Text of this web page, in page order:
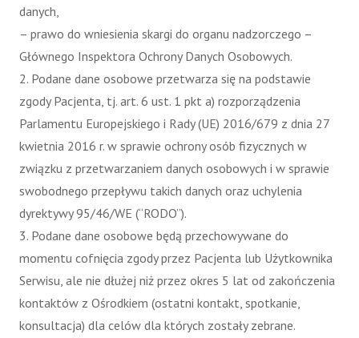
danych,
– prawo do wniesienia skargi do organu nadzorczego –
Głównego Inspektora Ochrony Danych Osobowych.
2. Podane dane osobowe przetwarza się na podstawie
zgody Pacjenta, tj. art. 6 ust. 1 pkt a) rozporządzenia
Parlamentu Europejskiego i Rady (UE) 2016/679 z dnia 27
kwietnia 2016 r. w sprawie ochrony osób fizycznych w
związku z przetwarzaniem danych osobowych i w sprawie
swobodnego przepływu takich danych oraz uchylenia
dyrektywy 95/46/WE (“RODO”).
3. Podane dane osobowe będą przechowywane do
momentu cofnięcia zgody przez Pacjenta lub Użytkownika
Serwisu, ale nie dłużej niż przez okres 5 lat od zakończenia
kontaktów z Ośrodkiem (ostatni kontakt, spotkanie,
konsultacja) dla celów dla których zostały zebrane.